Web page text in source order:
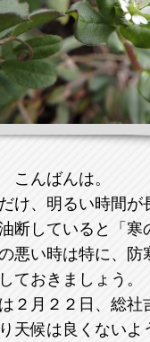
こんばんは。
け、明るい時間が
断していると「寒
悪い時は特に、防
ておきましょう。
２月２２日、総社
天候は良くないよ